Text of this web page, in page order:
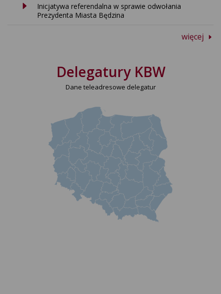
Inicjatywa referendalna w sprawie odwołania
Prezydenta Miasta Będzina
więcej
Delegatury KBW
Dane teleadresowe delegatur